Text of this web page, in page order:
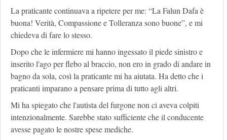
La praticante continuava a ripetere per me: “La Falun Dafa è
buona! Verità, Compassione e Tolleranza sono buone”, e mi
chiedeva di fare lo stesso.
Dopo che le infermiere mi hanno ingessato il piede sinistro e
inserito l'ago per flebo al braccio, non ero in grado di andare in
bagno da sola, così la praticante mi ha aiutata. Ha detto che i
praticanti imparano a pensare prima di tutto agli altri.
Mi ha spiegato che l'autista del furgone non ci aveva colpiti
intenzionalmente. Sarebbe stato sufficiente che il conducente
avesse pagato le nostre spese mediche.